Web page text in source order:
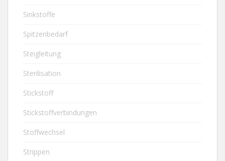
Sinkstoffe
Spitzenbedarf
Steigleitung
Sterilisation
Stickstoff
Stickstoffverbindungen
Stoffwechsel
Strippen